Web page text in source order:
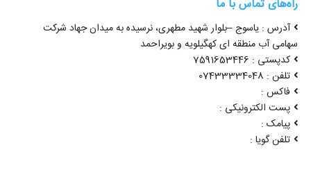
راه‌های تماس با ما
آدرس : یاسوج –بلوار شهید مطهری، نرسیده به میدان جهاد شرکت
سهامی آب منطقه ای کهگیلویه و بویراحمد
کدپستی : 7591653446
تلفن : 07433334048
فاکس :
پست الکترونیکی :
پیامک :
تلفن گویا :